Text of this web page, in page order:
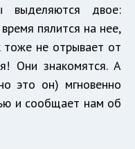
выделяются двое:
пялится на нее,
не отрывает от
Они знакомятся. А
это он) мгновенно
и сообщает нам об